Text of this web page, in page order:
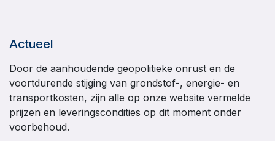
Actueel
Door de aanhoudende geopolitieke onrust en de
voortdurende stijging van grondstof-, energie- en
transportkosten, zijn alle op onze website vermelde
prijzen en leveringscondities op dit moment onder
voorbehoud.